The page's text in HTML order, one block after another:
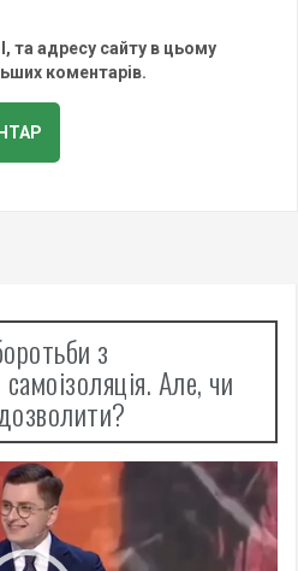
та адресу сайту в цьому
коментарів.
з
Але, чи